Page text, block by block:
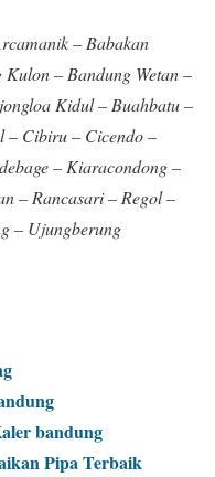
– Babakan
– Bandung Wetan –
Kidul – Buahbatu –
– Cibiru – Cicendo –
– Kiaracondong –
– Rancasari – Regol –
– Ujungberung
bandung
Pipa Terbaik